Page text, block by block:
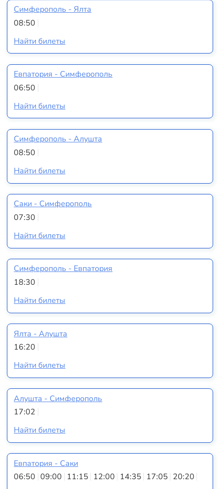
Симферополь - Ялта
08:50
Найти билеты
Евпатория - Симферополь
06:50
Найти билеты
Симферополь - Алушта
08:50
Найти билеты
Саки - Симферополь
07:30
Найти билеты
Симферополь - Евпатория
18:30
Найти билеты
Ялта - Алушта
16:20
Найти билеты
Алушта - Симферополь
17:02
Найти билеты
Евпатория - Саки
06:50 09:00 11:15 12:00 14:35 17:05 20:20